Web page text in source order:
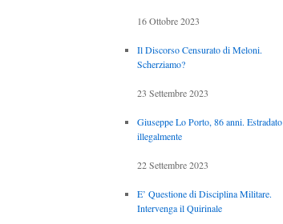
16 Ottobre 2023
Il Discorso Censurato di Meloni.
Scherziamo?
23 Settembre 2023
Giuseppe Lo Porto, 86 anni. Estradato
illegalmente
22 Settembre 2023
E’ Questione di Disciplina Militare.
Intervenga il Quirinale